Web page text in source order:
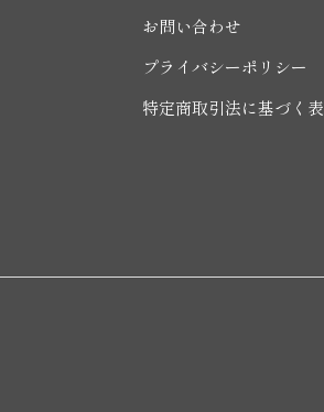
お問い合わせ
プライバシーポリシー
特定商取引法に基づく